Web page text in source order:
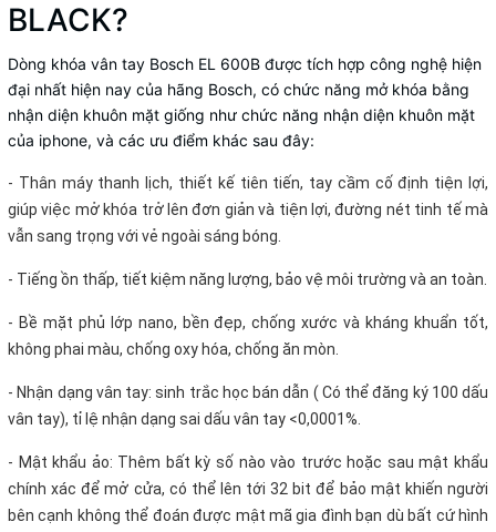
BLACK?
Dòng khóa vân tay Bosch EL 600B được tích hợp công nghệ hiện
đại nhất hiện nay của hãng Bosch, có chức năng mở khóa bằng
nhận diện khuôn mặt giống như chức năng nhận diện khuôn mặt
của iphone, và các ưu điểm khác sau đây:
- Thân máy thanh lịch, thiết kế tiên tiến, tay cầm cố định tiện lợi,
giúp việc mở khóa trở lên đơn giản và tiện lợi, đường nét tinh tế mà
vẫn sang trọng với vẻ ngoài sáng bóng.
- Tiếng ồn thấp, tiết kiệm năng lượng, bảo vệ môi trường và an toàn.
- Bề mặt phủ lớp nano, bền đẹp, chống xước và kháng khuẩn tốt,
không phai màu, chống oxy hóa, chống ăn mòn.
- Nhận dạng vân tay: sinh trắc học bán dẫn ( Có thể đăng ký 100 dấu
vân tay), tỉ lệ nhận dạng sai dấu vân tay <0,0001%.
- Mật khẩu ảo: Thêm bất kỳ số nào vào trước hoặc sau mật khẩu
chính xác để mở cửa, có thể lên tới 32 bit để bảo mật khiến người
bên cạnh không thể đoán được mật mã gia đình bạn dù bất cứ hình